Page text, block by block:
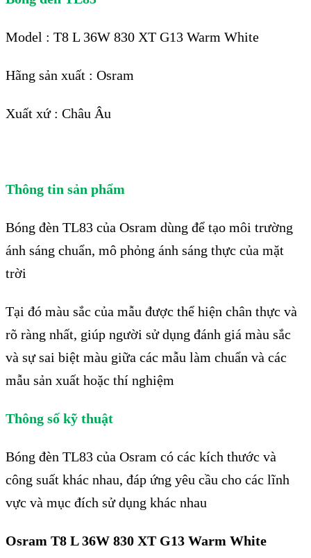
Model : T8 L 36W 830 XT G13 Warm White
Hãng sản xuất : Osram
Xuất xứ : Châu Âu
Thông tin sản phẩm
Bóng đèn TL83 của Osram dùng để tạo môi trường
ánh sáng chuẩn, mô phỏng ánh sáng thực của mặt
trời
Tại đó màu sắc của mẫu được thể hiện chân thực và
rõ ràng nhất, giúp người sử dụng đánh giá màu sắc
và sự sai biệt màu giữa các mẫu làm chuẩn và các
mẫu sản xuất hoặc thí nghiệm
Thông số kỹ thuật
Bóng đèn TL83 của Osram có các kích thước và
công suất khác nhau, đáp ứng yêu cầu cho các lĩnh
vực và mục đích sử dụng khác nhau
Osram T8 L 36W 830 XT G13 Warm White